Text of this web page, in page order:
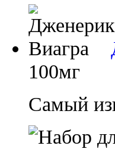
100мг
Самый